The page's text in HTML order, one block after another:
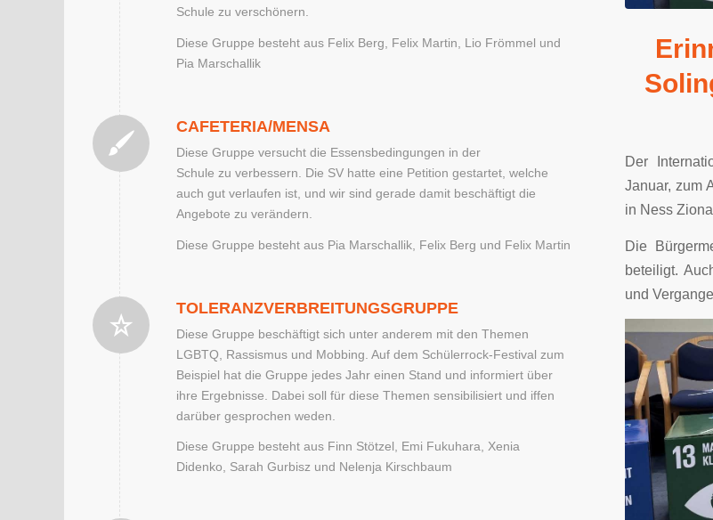
Schule zu verschönern.
Diese Gruppe besteht aus Felix Berg, Felix Martin, Lio Frömmel und
Pia Marschallik
CAFETERIA/MENSA
Diese Gruppe versucht die Essensbedingungen in der
Schule zu verbessern. Die SV hatte eine Petition gestartet, welche
auch gut verlaufen ist, und wir sind gerade damit beschäftigt die
Angebote zu verändern.
Diese Gruppe besteht aus Pia Marschallik, Felix Berg und Felix Martin
TOLERANZVERBREITUNGSGRUPPE
Diese Gruppe beschäftigt sich unter anderem mit den Themen
LGBTQ, Rassismus und Mobbing. Auf dem Schülerrock-Festival zum
Beispiel hat die Gruppe jedes Jahr einen Stand und informiert über
ihre Ergebnisse. Dabei soll für diese Themen sensibilisiert und iffen
darüber gesprochen weden.
Diese Gruppe besteht aus Finn Stötzel, Emi Fukuhara, Xenia
Didenko, Sarah Gurbisz und Nelenja Kirschbaum
Der
Januar, zum
in Ness
Die
beteiligt.
und